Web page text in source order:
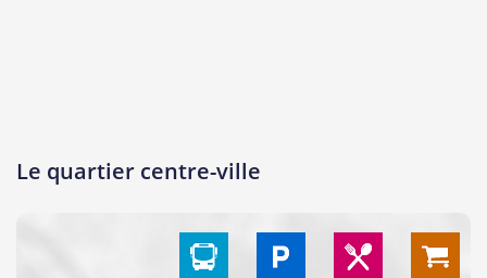
Le quartier centre-ville